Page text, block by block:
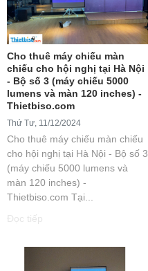
Cho thuê máy chiếu màn
chiếu cho hội nghị tại Hà Nội
- Bộ số 3 (máy chiếu 5000
lumens và màn 120 inches) -
Thietbiso.com
Thứ Tư, 11/12/2024
Cho thuê máy chiếu màn chiếu
cho hội nghị tại Hà Nội - Bộ số 3
(máy chiếu 5000 lumens và
màn 120 inches) -
Thietbiso.com Tại...
Đọc tiếp